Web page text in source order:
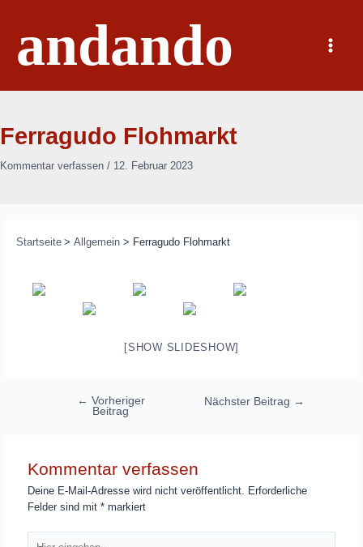
springenandando
Main
Menu
Ferragudo Flohmarkt
Kommentar verfassen / 12. Februar 2023
Startseite Allgemein Ferragudo Flohmarkt
[SHOW SLIDESHOW]
Beitragsnavigation
← Vorheriger
Beitrag
Nächster Beitrag →
Kommentar verfassen
Deine E-Mail-Adresse wird nicht veröffentlicht. Erforderliche
Felder sind mit* markiert